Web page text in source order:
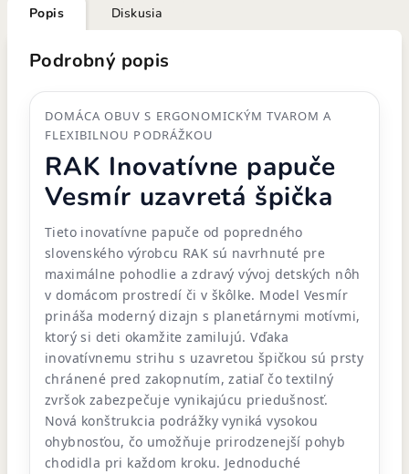
Popis Diskusia
Podrobný popis
DOMÁCA OBUV S ERGONOMICKÝM TVAROM A
FLEXIBILNOU PODRÁŽKOU
RAK Inovatívne papuče
Vesmír uzavretá špička
Tieto inovatívne papuče od popredného
slovenského výrobcu RAK sú navrhnuté pre
maximálne pohodlie a zdravý vývoj detských nôh
v domácom prostredí či v škôlke. Model Vesmír
prináša moderný dizajn s planetárnymi motívmi,
ktorý si deti okamžite zamilujú. Vďaka
inovatívnemu strihu s uzavretou špičkou sú prsty
chránené pred zakopnutím, zatiaľ čo textilný
zvršok zabezpečuje vynikajúcu priedušnosť.
Nová konštrukcia podrážky vyniká vysokou
ohybnosťou, čo umožňuje prirodzenejší pohyb
chodidla pri každom kroku. Jednoduché